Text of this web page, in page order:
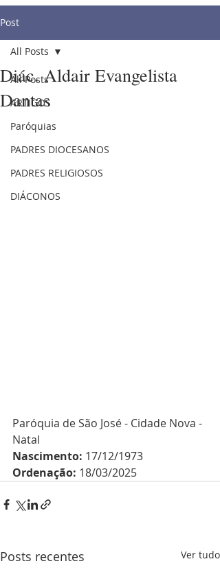
Post
All Posts
ARTIGOS
Paróquias
PADRES DIOCESANOS
PADRES RELIGIOSOS
DIÁCONOS
All Posts
Diác. Aldair Evangelista
Dantas
Paróquia de São José - Cidade Nova -
Natal
Nascimento: 17/12/1973
Ordenação: 18/03/2025
Posts recentes Ver tudo